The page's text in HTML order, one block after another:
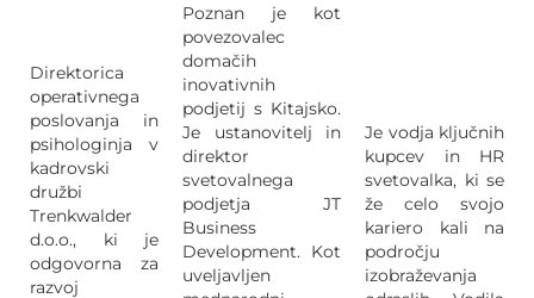
Direktorica
operativnega
poslovanja in
psihologinja v
kadrovski
družbi
Trenkwalder
d.o.o., ki je
odgovorna za
razvoj
Poznan je kot
povezovalec
domačih
inovativnih
podjetij s Kitajsko.
Je ustanovitelj in
direktor
svetovalnega
podjetja JT
Business
Development. Kot
uveljavljen
Je vodja ključnih
kupcev in HR
svetovalka, ki se
že celo svojo
kariero kali na
področju
izobraževanja